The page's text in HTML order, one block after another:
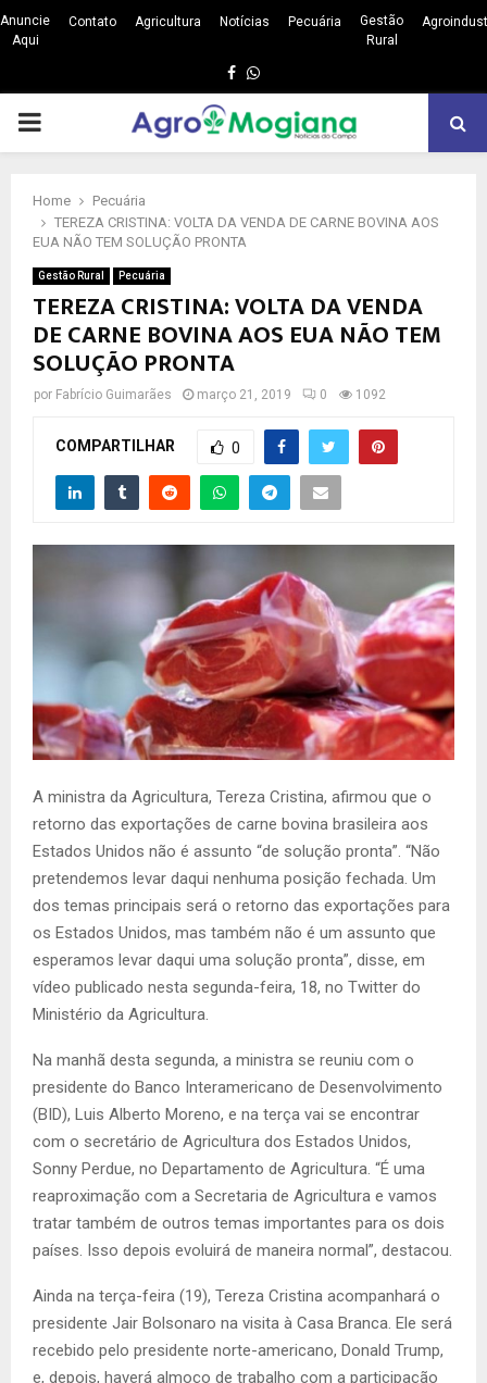
Anuncie
Aqui
Contato Agricultura Notícias Pecuária
Gestão
Rural
Facebook
Whatsapp
PRIMARY
Home
Pecuária
TEREZA CRISTINA: VOLTA DA VENDA DE CARNE BOVINA AOS
EUA NÃO TEM SOLUÇÃO PRONTA
Gestão Rural Pecuária
TEREZA CRISTINA: VOLTA DA VENDA
DE CARNE BOVINA AOS EUA NÃO TEM
SOLUÇÃO PRONTA
por Fabrício Guimarães março 21, 2019 0 1092
COMPARTILHAR 0
A ministra da Agricultura, Tereza Cristina, afirmou que o
retorno das exportações de carne bovina brasileira aos
Estados Unidos não é assunto “de solução pronta”. “Não
pretendemos levar daqui nenhuma posição fechada. Um
dos temas principais será o retorno das exportações para
os Estados Unidos, mas também não é um assunto que
esperamos levar daqui uma solução pronta”, disse, em
vídeo publicado nesta segunda-feira, 18, no Twitter do
Ministério da Agricultura.
Na manhã desta segunda, a ministra se reuniu com o
presidente do Banco Interamericano de Desenvolvimento
(BID), Luis Alberto Moreno, e na terça vai se encontrar
com o secretário de Agricultura dos Estados Unidos,
Sonny Perdue, no Departamento de Agricultura. “É uma
reaproximação com a Secretaria de Agricultura e vamos
tratar também de outros temas importantes para os dois
países. Isso depois evoluirá de maneira normal”, destacou.
Ainda na terça-feira (19), Tereza Cristina acompanhará o
presidente Jair Bolsonaro na visita à Casa Branca. Ele será
recebido pelo presidente norte-americano, Donald Trump,
e, depois, haverá almoço de trabalho com a participação